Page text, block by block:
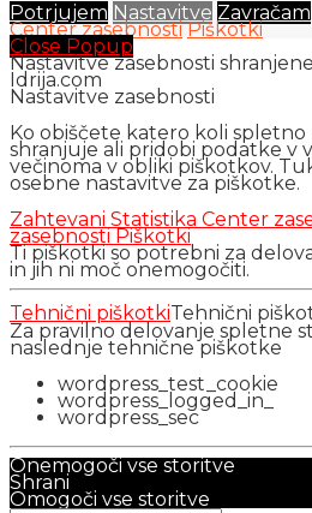
Potrjujem Nastavitve Zavračam
Center zasebnosti Piškotki
Close Popup
Nastavitve zasebnosti
Idrija.com
Nastavitve zasebnosti
Ko obiščete katero koli
shranjuje ali pridobi podatke v
večinoma v obliki piškotkov.
osebne nastavitve za piškotke.
Zahtevani Statistika Center
zasebnosti Piškotki
Ti piškotki so potrebni za
in jih ni moč onemogočiti.
Tehnični piškotkiTehnični
Za pravilno delovanje spletne
naslednje tehnične piškotke
wordpress_test_cookie
wordpress_logged_in_
wordpress_sec
Onemogoči vse storitve
Shrani
Omogoči vse storitve